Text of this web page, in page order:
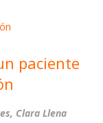
paciente
Clara Llena